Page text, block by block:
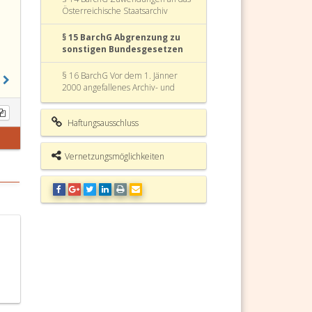
Österreichische Staatsarchiv
§ 15 BarchG Abgrenzung zu
sonstigen Bundesgesetzen
§ 16 BarchG Vor dem 1. Jänner
2000 angefallenes Archiv- und
Einrichtung von Archiven
§ 17 BarchG Personenbezogene
§ 18 BarchG Verweisungen
§ 19 BarchG Inkrafttreten,
Haftungsausschluss
Vernetzungsmöglichkeiten